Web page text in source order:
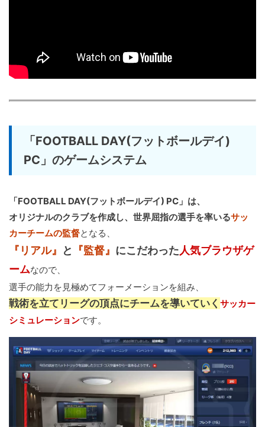
「FOOTBALL DAY(フットボールデイ)
PC」のゲームシステム
「FOOTBALL DAY(フットボールデイ) PC」は、
オリジナルのクラブを作成し、世界屈指の選手を率いるサッ
カーチームの監督となる、
『リアル』 と 『監督』 にこだわった人気ブラウザゲ
ームなので、
選手の能力を見極めてフォーメーションを組み、
戦術を立てリーグの頂点にチームを導いていく サッカー
シミュレーションです。